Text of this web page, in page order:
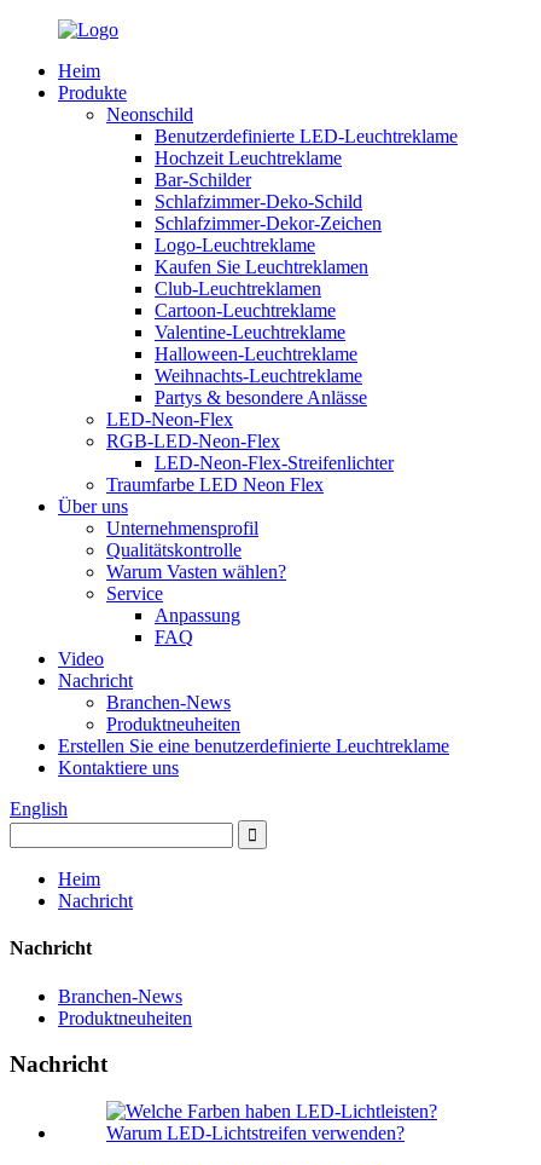
Heim
Produkte
Neonschild
Benutzerdefinierte LED-Leuchtreklame
Hochzeit Leuchtreklame
Bar-Schilder
Schlafzimmer-Deko-Schild
Schlafzimmer-Dekor-Zeichen
Logo-Leuchtreklame
Kaufen Sie Leuchtreklamen
Club-Leuchtreklamen
Cartoon-Leuchtreklame
Valentine-Leuchtreklame
Halloween-Leuchtreklame
Weihnachts-Leuchtreklame
Partys & besondere Anlässe
LED-Neon-Flex
RGB-LED-Neon-Flex
LED-Neon-Flex-Streifenlichter
Traumfarbe LED Neon Flex
Über uns
Unternehmensprofil
Qualitätskontrolle
Warum Vasten wählen?
Service
Anpassung
FAQ
Video
Nachricht
Branchen-News
Produktneuheiten
Erstellen Sie eine benutzerdefinierte Leuchtreklame
Kontaktiere uns
English
Heim
Nachricht
Nachricht
Branchen-News
Produktneuheiten
Nachricht